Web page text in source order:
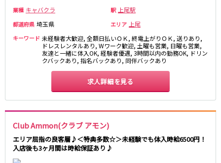
業種 キャバクラ 駅 上尾駅
都道府県 埼玉県 エリア 上尾
キーワード 未経験者大歓迎, 全額日払いＯＫ, 終電上がりＯＫ, 送りあり,
ドレスレンタルあり, Wワーク歓迎, 土曜も営業, 日曜も営業,
友達と一緒に体入OK, 経験者優遇, 3時間以内の勤務OK, ドリン
クバックあり, 指名バックあり, 同伴バックあり
求人詳細を見る
Club Ammon(クラブ アモン)
エリア屈指の良客層♪＜特典多数☆＞未経験でも体入時給6500円！
入店後も3ヶ月間は時給保証あり♪
新横浜駅
淵野辺駅
東急田園都市線
溝の口駅
鷺沼駅
藤が丘駅
用賀駅
二子玉川駅
中央林間駅